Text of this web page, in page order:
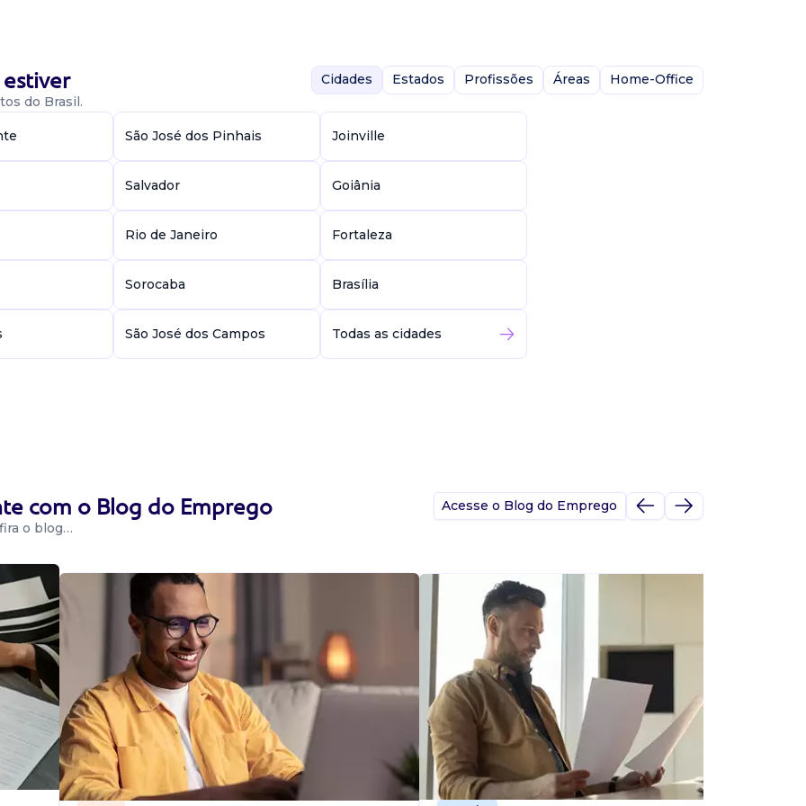
com oab ativa,
e
com foco em
do Brasil.
Cidades Estados Profissões Áreas Home-Office
São José dos Pinhais Joinville
Salvador Goiânia
Rio de Janeiro Fortaleza
Sorocaba Brasília
São José dos Campos Todas as cidades
com o Blog do Emprego
o blog…
Acesse o Blog do Emprego